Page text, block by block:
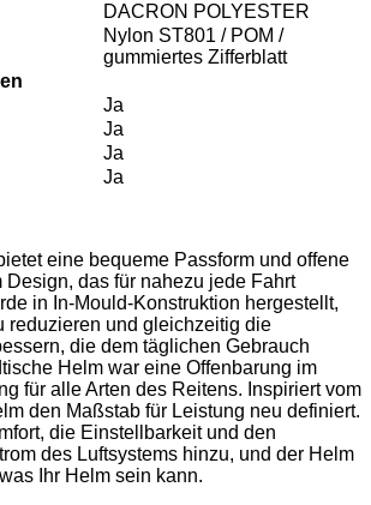
DACRON POLYESTER
Nylon ST801 / POM /
gummiertes Zifferblatt
Ja
Ja
Ja
Ja
eine bequeme Passform und offene
Design, das für nahezu jede Fahrt
in In-Mould-Konstruktion hergestellt,
reduzieren und gleichzeitig die
die dem täglichen Gebrauch
Helm war eine Offenbarung im
für alle Arten des Reitens. Inspiriert vom
den Maßstab für Leistung neu definiert.
die Einstellbarkeit und den
des Luftsystems hinzu, und der Helm
Ihr Helm sein kann.